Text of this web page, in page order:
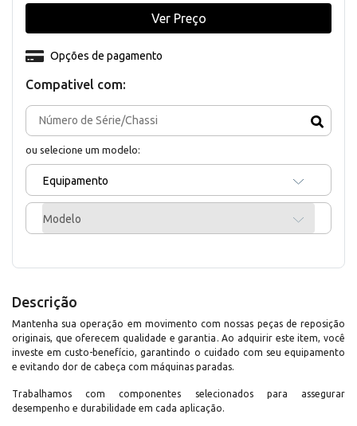
Compativel com:
ou selecione um modelo:
Equipamento
Modelo
Opções de pagamento
Ver Preço
Descrição
Mantenha sua operação em movimento com nossas peças de reposição
originais, que oferecem qualidade e garantia. Ao adquirir este item, você
investe em custo-benefício, garantindo o cuidado com seu equipamento
e evitando dor de cabeça com máquinas paradas.
Trabalhamos com componentes selecionados para assegurar
desempenho e durabilidade em cada aplicação.